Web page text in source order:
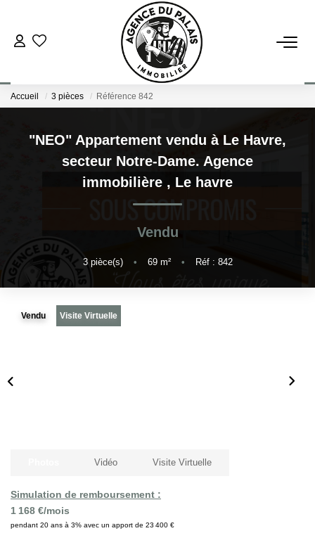
NOS BIENS
ESTIMATION
BLOG : NOS ACTUS IMMO !
CONTACT
Accueil 3 pièces Référence 842
"NEO" Appartement vendu à Le Havre,
secteur Notre-Dame. Agence
immobilière , Le havre
Vendu
3pièce(s) • 69m² • Réf : 842
Vendu Visite Virtuelle
Simulation de remboursement :
1 168 €/mois
pendant 20 ans à 3% avec un apport de 23 400 €
Vidéo Visite Virtuelle